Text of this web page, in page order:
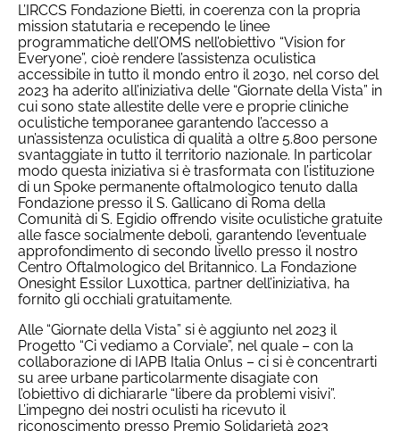
L’IRCCS Fondazione Bietti, in coerenza con la propria
mission statutaria e recependo le linee
programmatiche dell’OMS nell’obiettivo “Vision for
Everyone”, cioè rendere l’assistenza oculistica
accessibile in tutto il mondo entro il 2030, nel corso del
2023 ha aderito all’iniziativa delle “Giornate della Vista” in
cui sono state allestite delle vere e proprie cliniche
oculistiche temporanee garantendo l’accesso a
un’assistenza oculistica di qualità a oltre 5.800 persone
svantaggiate in tutto il territorio nazionale. In particolar
modo questa iniziativa si è trasformata con l’istituzione
di un Spoke permanente oftalmologico tenuto dalla
Fondazione presso il S. Gallicano di Roma della
Comunità di S. Egidio offrendo visite oculistiche gratuite
alle fasce socialmente deboli, garantendo l’eventuale
approfondimento di secondo livello presso il nostro
Centro Oftalmologico del Britannico. La Fondazione
Onesight Essilor Luxottica, partner dell’iniziativa, ha
fornito gli occhiali gratuitamente.
Alle “Giornate della Vista” si è aggiunto nel 2023 il
Progetto “Ci vediamo a Corviale”, nel quale – con la
collaborazione di IAPB Italia Onlus – ci si è concentrarti
su aree urbane particolarmente disagiate con
l’obiettivo di dichiararle “libere da problemi visivi”.
L’impegno dei nostri oculisti ha ricevuto il
riconoscimento presso Premio Solidarietà 2023